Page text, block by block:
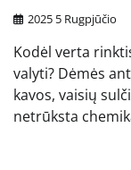
2025 5 Rugpjūčio
Kodėl verta
valyti? Dėmės
kavos, vaisių
netrūksta